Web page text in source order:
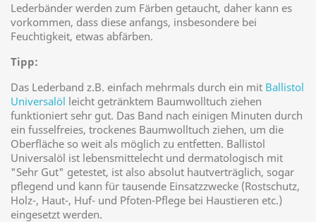
Lederbänder werden zum Färben getaucht, daher kann es
vorkommen, dass diese anfangs, insbesondere bei
Feuchtigkeit, etwas abfärben.
Tipp:
Das Lederband z.B. einfach mehrmals durch ein mit Ballistol
Universalöl leicht getränktem Baumwolltuch ziehen
funktioniert sehr gut. Das Band nach einigen Minuten durch
ein fusselfreies, trockenes Baumwolltuch ziehen, um die
Oberfläche so weit als möglich zu entfetten. Ballistol
Universalöl ist lebensmittelecht und dermatologisch mit
"Sehr Gut" getestet, ist also absolut hautverträglich, sogar
pflegend und kann für tausende Einsatzzwecke (Rostschutz,
Holz-, Haut-, Huf- und Pfoten-Pflege bei Haustieren etc.)
eingesetzt werden.